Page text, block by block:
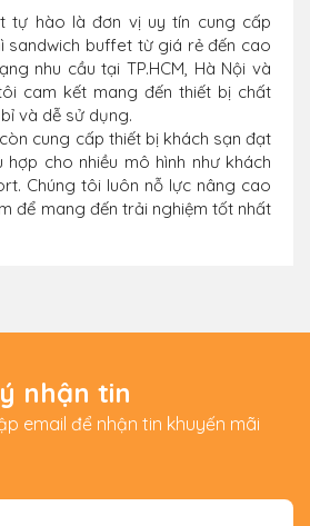
tự hào là đơn vị uy tín cung cấp
sandwich buffet từ giá rẻ đến cao
nhu cầu tại TP.HCM, Hà Nội và
cam kết mang đến thiết bị chất
và dễ sử dụng.
cung cấp thiết bị khách sạn đạt
hợp cho nhiều mô hình như khách
Chúng tôi luôn nỗ lực nâng cao
để mang đến trải nghiệm tốt nhất
nhận tin
email để nhận tin khuyến mãi